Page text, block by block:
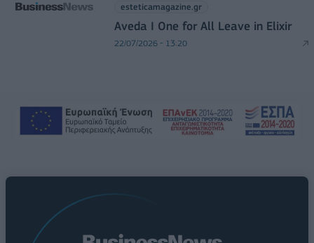
esteticamagazine.gr
Aveda I One for All Leave in Elixir
22/07/2026 - 13:20